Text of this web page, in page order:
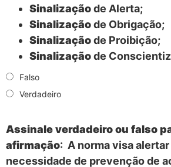
Sinalizaçãode Alerta;
Sinalizaçãode Obrigação;
Sinalizaçãode Proibição;
Sinalizaçãode
Falso
Verdadeiro
Assinale verdadeiro ou falso
afirmação: A norma visa alertar
necessidade de prevenção de